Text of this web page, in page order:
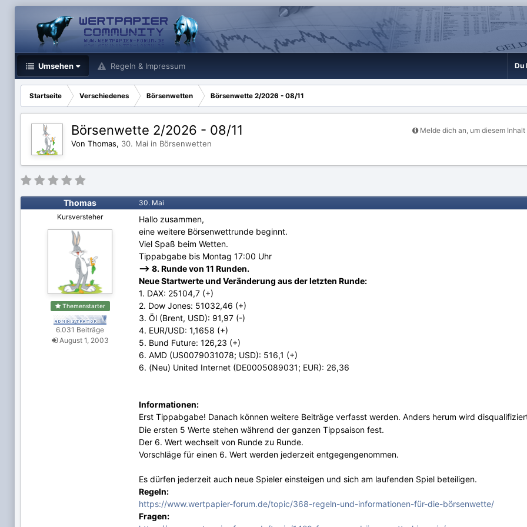
Umsehen Regeln & Impressum Du
Startseite Verschiedenes Börsenwetten Börsenwette 2/2026 - 08/11
Melde dich an, um diesem
Börsenwette 2/2026 - 08/11
Von Thomas, 30. Mai in Börsenwetten
Thomas
Kursversteher
Themenstarter
6.031 Beiträge
August 1, 2003
30. Mai
Hallo zusammen,
eine weitere Börsenwettrunde beginnt.
Viel Spaß beim Wetten.
Tippabgabe bis Montag 17:00 Uhr
--> 8. Runde von 11 Runden.
Neue Startwerte und Veränderung aus der letzten Runde:
1. DAX: 25104,7 (+)
2. Dow Jones: 51032,46 (+)
3. Öl (Brent, USD): 91,97 (-)
4. EUR/USD: 1,1658 (+)
5. Bund Future: 126,23 (+)
6. AMD (US0079031078; USD): 516,1 (+)
6. (Neu) United Internet (DE0005089031; EUR): 26,36
Informationen:
Erst Tippabgabe! Danach können weitere Beiträge verfasst werden. Anders herum wird
Die ersten 5 Werte stehen während der ganzen Tippsaison fest.
Der 6. Wert wechselt von Runde zu Runde.
Vorschläge für einen 6. Wert werden jederzeit entgegengenommen.
Es dürfen jederzeit auch neue Spieler einsteigen und sich am laufenden Spiel beteiligen.
Regeln:
https://www.wertpapier-forum.de/topic/368-regeln-und-informationen-für-die-börsenwette/
Fragen: